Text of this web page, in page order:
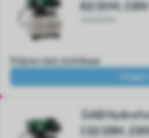
82/20 M, 230V
Prijzen niet zichtbaar
Inloggen
DAB
132/20M,